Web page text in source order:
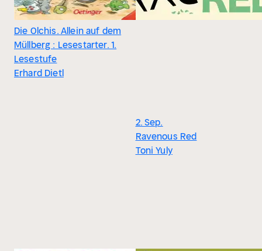
Die Olchis. Allein auf dem
Müllberg : Lesestarter. 1.
Lesestufe
Erhard Dietl
2. Sep.
Ravenous Red
Toni Yuly